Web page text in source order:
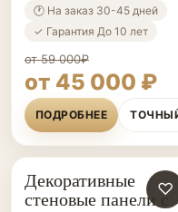
🕐 На заказ 30-45 дней
✓ Гарантия До 10 лет
от 59 000₽
от 45 000 ₽
ПОДРОБНЕЕ
СТЕНОВЫЕ
ПАНЕЛИ НА ЗАКАЗ
♡
Декоративные
стеновые панели с